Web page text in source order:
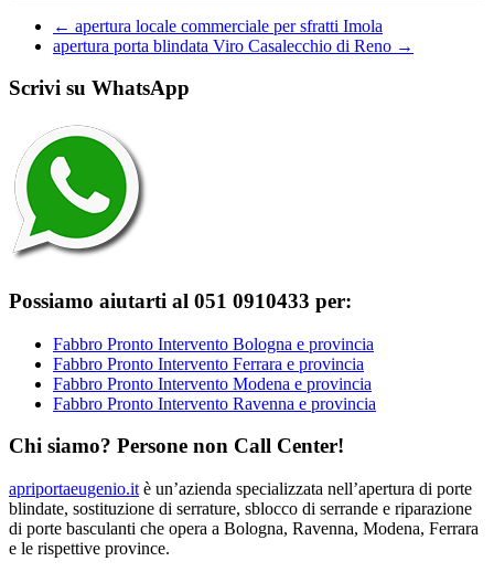
← apertura locale commerciale per sfratti Imola
apertura porta blindata Viro Casalecchio di Reno →
Scrivi su WhatsApp
Possiamo aiutarti al 051 0910433 per:
Fabbro Pronto Intervento Bologna e provincia
Fabbro Pronto Intervento Ferrara e provincia
Fabbro Pronto Intervento Modena e provincia
Fabbro Pronto Intervento Ravenna e provincia
Chi siamo? Persone non Call Center!
apriportaeugenio.it è un’azienda specializzata nell’apertura di porte
blindate, sostituzione di serrature, sblocco di serrande e riparazione
di porte basculanti che opera a Bologna, Ravenna, Modena, Ferrara
e le rispettive province.